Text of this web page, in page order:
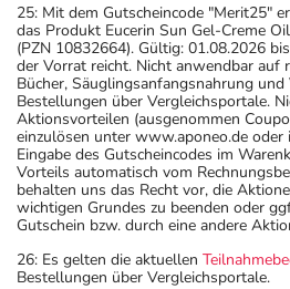
25: Mit dem Gutscheincode "Merit25"
das Produkt Eucerin Sun Gel-Creme
(PZN 10832664). Gültig: 01.08.2026
der Vorrat reicht. Nicht anwendbar auf
Bücher, Säuglingsanfangsnahrung
Bestellungen über Vergleichsportale.
Aktionsvorteilen (ausgenommen
einzulösen unter www.aponeo.de oder
Eingabe des Gutscheincodes im
Vorteils automatisch vom
behalten uns das Recht vor, die
wichtigen Grundes zu beenden oder
Gutschein bzw. durch eine andere
26: Es gelten die aktuellen
Bestellungen über Vergleichsportale.